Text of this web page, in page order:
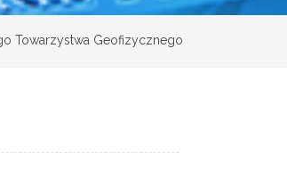
Towarzystwa Geofizycznego